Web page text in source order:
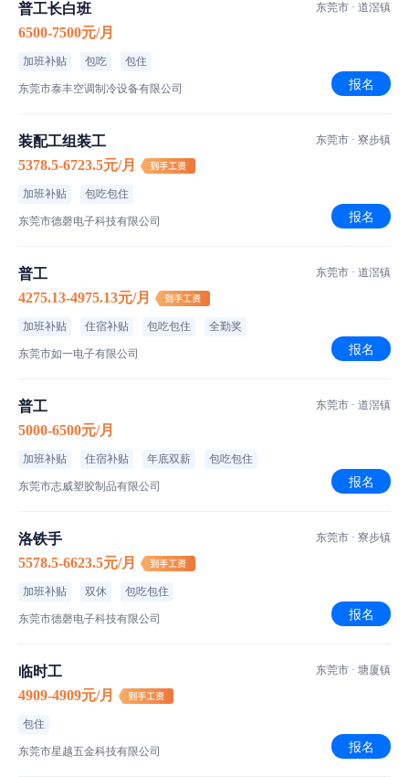
普工长白班
6500-7500元/月
加班补贴 包吃 包住
东莞市泰丰空调制冷设备有限公司
东莞市 · 道滘镇
报名
装配工组装工
5378.5-6723.5元/月
加班补贴 包吃包住
东莞市德磬电子科技有限公司
东莞市 · 寮步镇
报名
普工
4275.13-4975.13元/月
加班补贴 住宿补贴 包吃包住 全勤奖
东莞市如一电子有限公司
东莞市 · 道滘镇
报名
普工
5000-6500元/月
加班补贴 住宿补贴 年底双薪 包吃包住
东莞市志威塑胶制品有限公司
东莞市 · 道滘镇
报名
洛铁手
5578.5-6623.5元/月
加班补贴 双休 包吃包住
东莞市德磬电子科技有限公司
东莞市 · 寮步镇
报名
临时工
4909-4909元/月
包住
东莞市星越五金科技有限公司
东莞市 · 塘厦镇
报名